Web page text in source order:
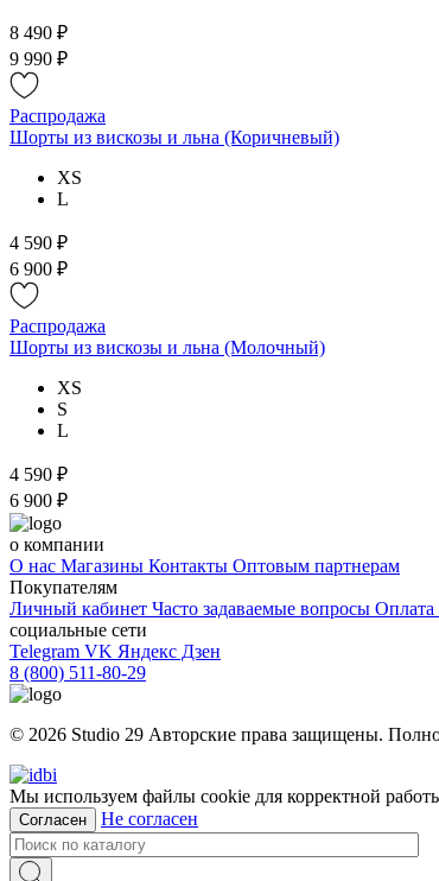
8 490 ₽
9 990 ₽
Распродажа
Шорты из вискозы и льна (Коричневый)
XS
L
4 590 ₽
6 900 ₽
Распродажа
Шорты из вискозы и льна (Молочный)
XS
S
L
4 590 ₽
6 900 ₽
о компании
О нас Магазины Контакты Оптовым партнерам
Покупателям
Личный кабинет Часто задаваемые вопросы Оплата
социальные сети
Telegram VK Яндекс Дзен
8 (800) 511-80-29
© 2026 Studio 29 Авторские права защищены.
Мы используем файлы cookie для корректной
Согласен Не согласен